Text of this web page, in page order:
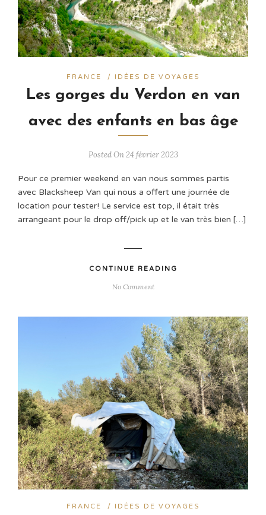
FRANCE / IDÉES DE VOYAGES
Les gorges du Verdon en van
avec des enfants en bas âge
Posted On 24 février 2023
Pour ce premier weekend en van nous sommes partis
avec Blacksheep Van qui nous a offert une journée de
location pour tester! Le service est top, il était très
arrangeant pour le drop off/pick up et le van très bien […]
CONTINUE READING
No Comment
FRANCE / IDÉES DE VOYAGES